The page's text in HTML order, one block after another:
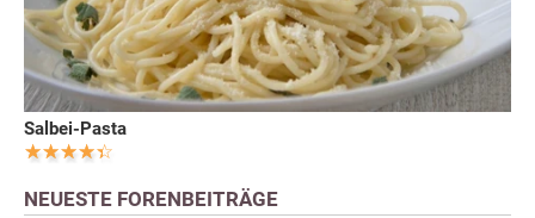
Salbei-Pasta
NEUESTE FORENBEITRÄGE